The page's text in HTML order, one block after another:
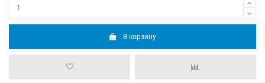
В корзину